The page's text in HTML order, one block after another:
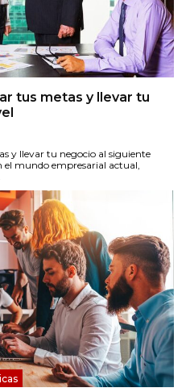
tus metas y llevar tu
y llevar tu negocio al siguiente
el mundo empresarial actual,